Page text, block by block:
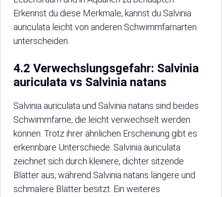
Erkennst du diese Merkmale, kannst du Salvinia
auriculata leicht von anderen Schwimmfarnarten
unterscheiden.
4.2 Verwechslungsgefahr: Salvinia
auriculata vs Salvinia natans
Salvinia auriculata und Salvinia natans sind beides
Schwimmfarne, die leicht verwechselt werden
können. Trotz ihrer ähnlichen Erscheinung gibt es
erkennbare Unterschiede. Salvinia auriculata
zeichnet sich durch kleinere, dichter sitzende
Blätter aus, während Salvinia natans längere und
schmalere Blätter besitzt. Ein weiteres